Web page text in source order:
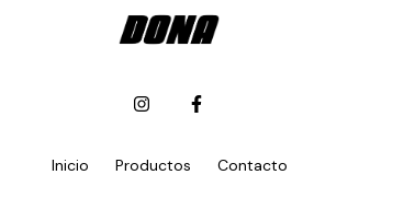
Inicio Productos Contacto